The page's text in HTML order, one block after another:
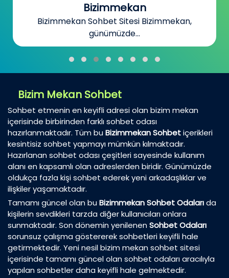
Bizimmekan
Bizimmekan Sohbet Sitesi Bizimmekan,
günümüzde...
Bizim Mekan Sohbet
Sohbet etmenin en keyifli adresi olan bizim mekan
içerisinde birbirinden farklı sohbet odası
hazırlanmaktadır. Tüm buBizimmekan Sohbetiçerikleri
kesintisiz sohbet yapmayı mümkün kılmaktadır.
Hazırlanan sohbet odası çeşitleri sayesinde kullanım
alanı en kapsamlı olan adreslerden biridir. Günümüzde
oldukça fazla kişi sohbet ederek yeni arkadaşlıklar ve
ilişkiler yaşamaktadır.
Tamamı güncel olan buBizimmekan Sohbet Odalarıda
kişilerin sevdikleri tarzda diğer kullanıcıları onlara
sunmaktadır. Son dönemin yenilenenSohbet Odaları
sorunsuz çalışma göstererek sohbetleri keyifli hale
getirmektedir. Yeni nesil bizim mekan sohbet sitesi
içerisinde tamamı güncel olan sohbet odaları aracılıyla
yapılan sohbetler daha keyifli hale gelmektedir.